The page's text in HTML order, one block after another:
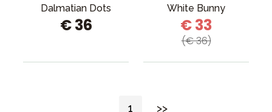
Dalmatian Dots
€ 36
White Bunny
€ 33
(€ 36)
1 >>